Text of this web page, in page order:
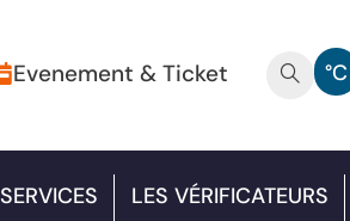
Evenement & Ticket °C
SERVICES LES VÉRIFICATEURS